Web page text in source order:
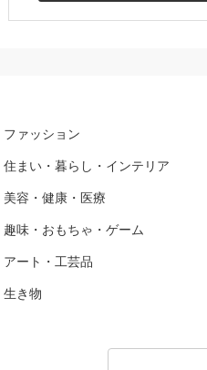
ファッション
住まい・暮らし・インテリア
美容・健康・医療
趣味・おもちゃ・ゲーム
アート・工芸品
生き物